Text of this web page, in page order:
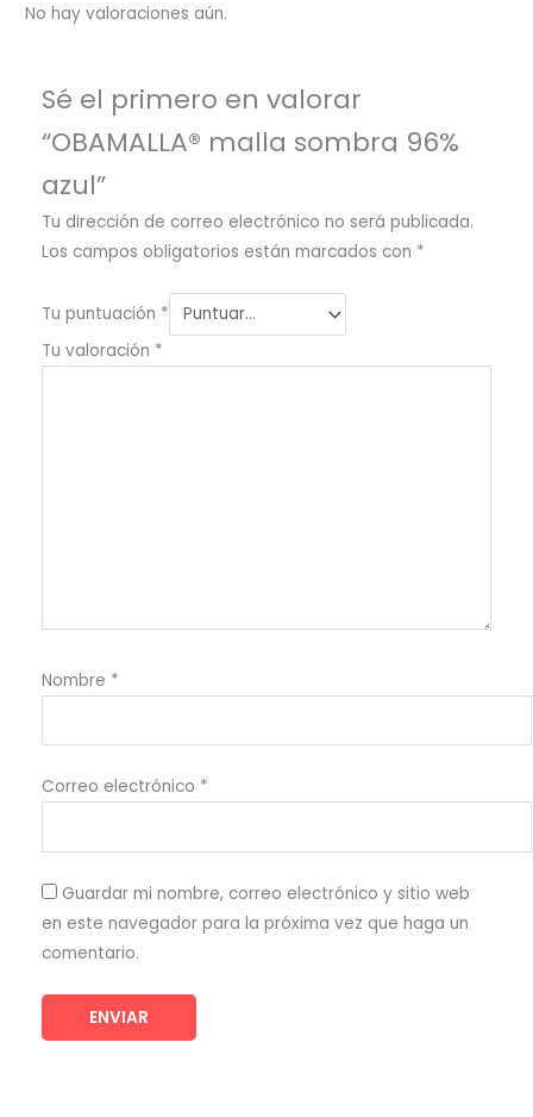
No hay valoraciones aún.
Sé el primero en valorar
“OBAMALLA® malla sombra 96%
azul”
Tu dirección de correo electrónico no será publicada.
Los campos obligatorios están marcados con *
Tu puntuación *
Tu valoración *
Nombre *
Correo electrónico *
Guardar mi nombre, correo electrónico y sitio web
en este navegador para la próxima vez que haga un
comentario.